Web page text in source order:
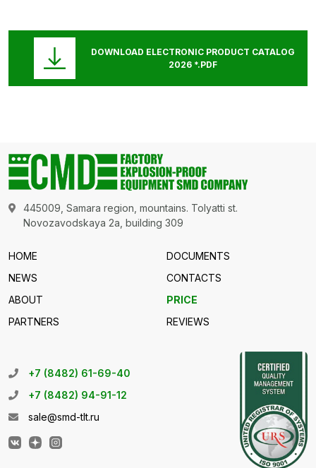
DOWNLOAD ELECTRONIC PRODUCT CATALOG
2026 *.PDF
445009, Samara region, mountains. Tolyatti st.
Novozavodskaya 2a, building 309
HOME
NEWS
ABOUT
PARTNERS
DOCUMENTS
CONTACTS
PRICE
REVIEWS
+7 (8482) 61-69-40
+7 (8482) 94-91-12
sale@smd-tlt.ru